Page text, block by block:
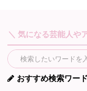
＼ 気になる芸能人や
おすすめ検索ワード